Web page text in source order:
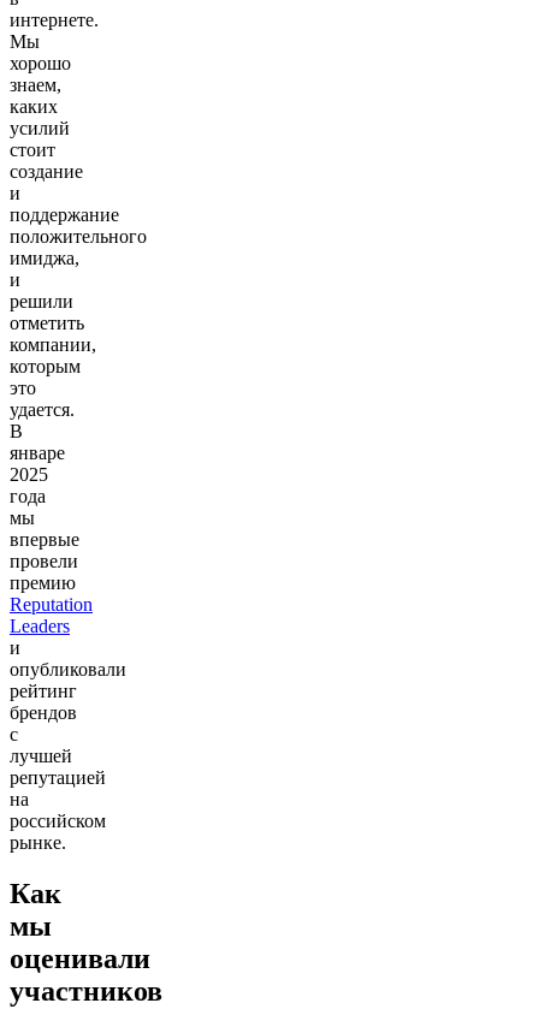
интернете.
Мы
хорошо
знаем,
каких
усилий
стоит
создание
и
поддержание
положительного
имиджа,
и
решили
отметить
компании,
которым
это
удается.
В
январе
2025
года
мы
впервые
провели
премию
Reputation
Leaders
и
опубликовали
рейтинг
брендов
с
лучшей
репутацией
на
российском
рынке.
Как
мы
оценивали
участников